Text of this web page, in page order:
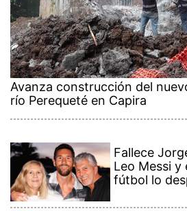
Avanza construcción del
río Perequeté en Capira
Fallece
Leo Messi y
fútbol lo